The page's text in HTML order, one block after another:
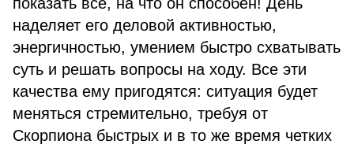
наделяет его деловой активностью,
энергичностью, умением быстро схватывать
суть и решать вопросы на ходу. Все эти
качества ему пригодятся: ситуация будет
меняться стремительно, требуя от
Скорпиона быстрых и в то же время четких